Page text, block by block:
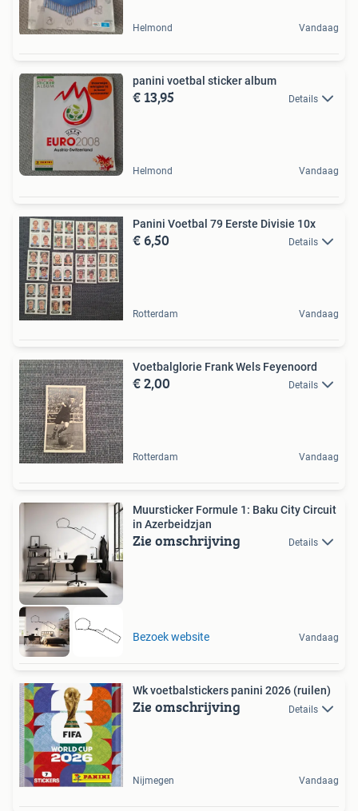
Helmond Vandaag
panini voetbal sticker album
€ 13,95 Details
Helmond Vandaag
Panini Voetbal 79 Eerste Divisie 10x
€ 6,50 Details
Rotterdam Vandaag
Voetbalglorie Frank Wels Feyenoord
€ 2,00 Details
Rotterdam Vandaag
Muursticker Formule 1: Baku City Circuit
in Azerbeidzjan
Zie omschrijving Details
Bezoek website Vandaag
Wk voetbalstickers panini 2026 (ruilen)
Zie omschrijving Details
Nijmegen Vandaag